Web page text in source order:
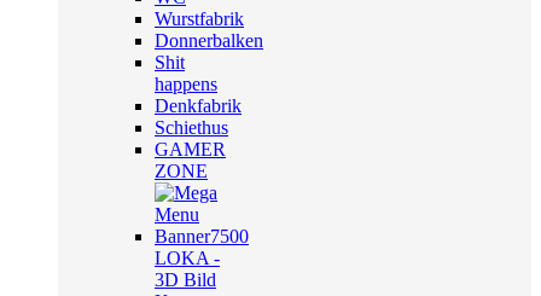
Wurstfabrik
Donnerbalken
Shit
happens
Denkfabrik
Schiethus
GAMER
ZONE
LOKA -
3D Bild